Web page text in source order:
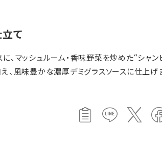
て
に、マッシュルーム・香味野菜を炒めた“シャン
、風味豊かな濃厚デミグラスソースに仕上げ